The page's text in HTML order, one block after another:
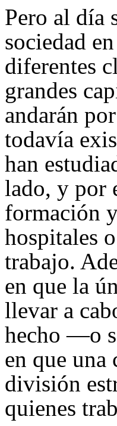
Pero al día
sociedad
diferentes
grandes
andarán
todavía
han
lado, y por
formación
hospitales
trabajo.
en que la
llevar a
hecho —o
en que una
división
quienes